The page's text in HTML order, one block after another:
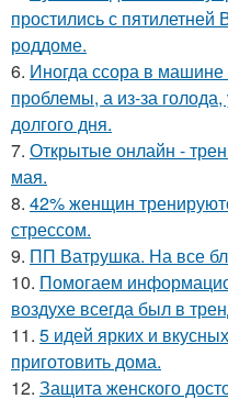
простились с
роддоме.
6. Иногда ссора в машине
проблемы, а из-за
долгого дня.
7. Открытые онлайн -
мая.
8. 42% женщин
стрессом.
9. ПП Ватрушка. На все
10. Помогаем
воздухе всегда был в
11. 5 идей ярких и
приготовить дома.
12. Защита женского